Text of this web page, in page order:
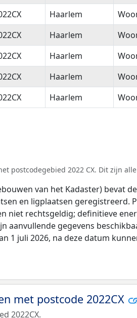
Haarlem
Haarlem
Haarlem
Haarlem
Haarlem
postcodegebied 2022 CX. Dit zijn
van het Kadaster) bevat
en ligplaatsen
niet rechtsgeldig; definitieve
aanvullende gegevens
1 juli 2026, na deze datum
met postcode 2022CX
2022CX.